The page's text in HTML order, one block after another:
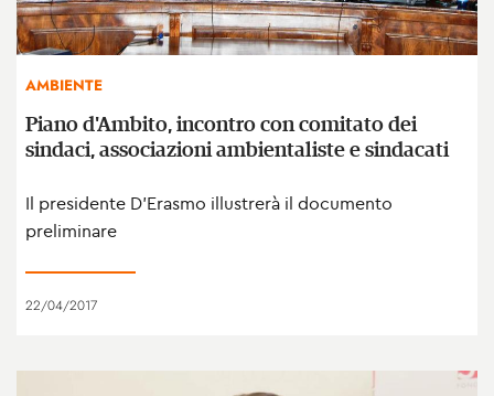
AMBIENTE
Piano d'Ambito, incontro con comitato dei
sindaci, associazioni ambientaliste e sindacati
Il presidente D'Erasmo illustrerà il documento
preliminare
22/04/2017